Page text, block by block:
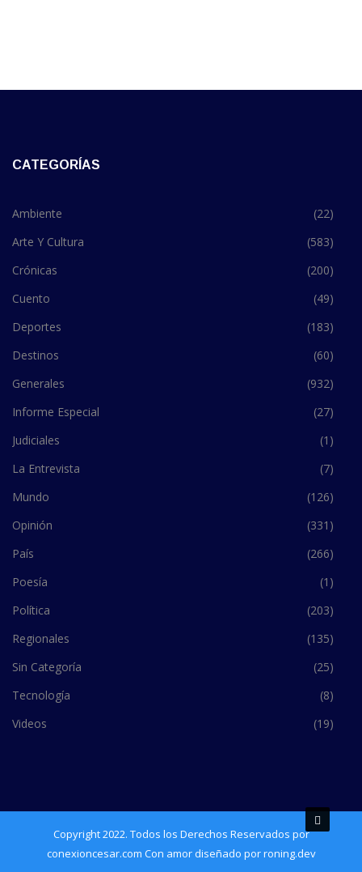
CATEGORÍAS
Ambiente
(22)
Arte Y Cultura
(583)
Crónicas
(200)
Cuento
(49)
Deportes
(183)
Destinos
(60)
Generales
(932)
Informe Especial
(27)
Judiciales
(1)
La Entrevista
(7)
Mundo
(126)
Opinión
(331)
País
(266)
Poesía
(1)
Política
(203)
Regionales
(135)
Sin Categoría
(25)
Tecnología
(8)
Videos
(19)
Copyright 2022. Todos los Derechos Reservados por
conexioncesar.com Con amor diseñado por roning.dev